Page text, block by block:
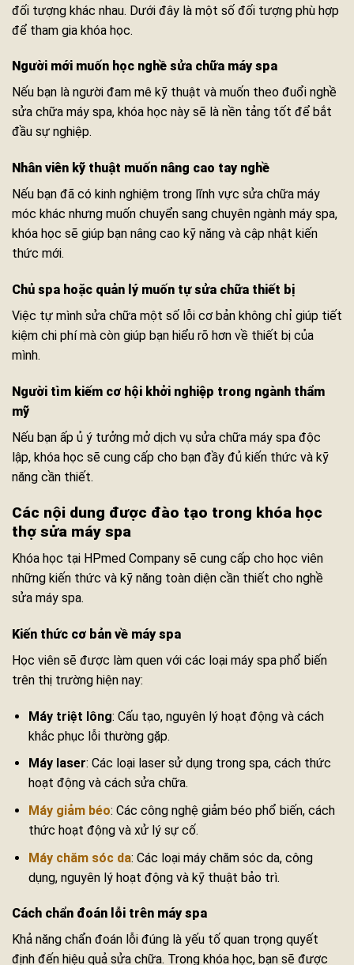
đối tượng khác nhau. Dưới đây là một số đối tượng phù hợp
để tham gia khóa học.
Người mới muốn học nghề sửa chữa máy spa
Nếu bạn là người đam mê kỹ thuật và muốn theo đuổi nghề
sửa chữa máy spa, khóa học này sẽ là nền tảng tốt để bắt
đầu sự nghiệp.
Nhân viên kỹ thuật muốn nâng cao tay nghề
Nếu bạn đã có kinh nghiệm trong lĩnh vực sửa chữa máy
móc khác nhưng muốn chuyển sang chuyên ngành máy spa,
khóa học sẽ giúp bạn nâng cao kỹ năng và cập nhật kiến
thức mới.
Chủ spa hoặc quản lý muốn tự sửa chữa thiết bị
Việc tự mình sửa chữa một số lỗi cơ bản không chỉ giúp tiết
kiệm chi phí mà còn giúp bạn hiểu rõ hơn về thiết bị của
mình.
Người tìm kiếm cơ hội khởi nghiệp trong ngành thẩm
mỹ
Nếu bạn ấp ủ ý tưởng mở dịch vụ sửa chữa máy spa độc
lập, khóa học sẽ cung cấp cho bạn đầy đủ kiến thức và kỹ
năng cần thiết.
Các nội dung được đào tạo trong khóa học
thợ sửa máy spa
Khóa học tại HPmed Company sẽ cung cấp cho học viên
những kiến thức và kỹ năng toàn diện cần thiết cho nghề
sửa máy spa.
Kiến thức cơ bản về máy spa
Học viên sẽ được làm quen với các loại máy spa phổ biến
trên thị trường hiện nay:
Máy triệt lông: Cấu tạo, nguyên lý hoạt động và cách
khắc phục lỗi thường gặp.
Máy laser: Các loại laser sử dụng trong spa, cách thức
hoạt động và cách sửa chữa.
Máy giảm béo: Các công nghệ giảm béo phổ biến, cách
thức hoạt động và xử lý sự cố.
Máy chăm sóc da: Các loại máy chăm sóc da, công
dụng, nguyên lý hoạt động và kỹ thuật bảo trì.
Cách chẩn đoán lỗi trên máy spa
Khả năng chẩn đoán lỗi đúng là yếu tố quan trọng quyết
định đến hiệu quả sửa chữa. Trong khóa học, bạn sẽ được